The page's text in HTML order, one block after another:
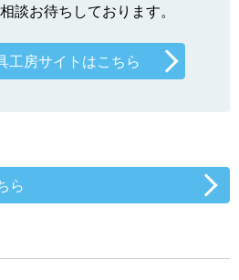
談お待ちしております。
工房サイトはこちら
ら